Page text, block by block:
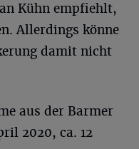
Kühn empfiehlt,
Allerdings könne
damit nicht
aus der Barmer
2020, ca. 12